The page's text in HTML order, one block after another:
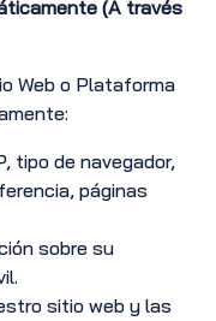
(A través
Web o Plataforma
tipo de navegador,
páginas
sobre su
sitio web y las